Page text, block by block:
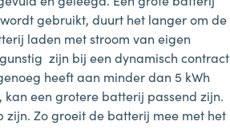
gebruikt, duurt het langer om de
laden met stroom van eigen
zijn bij een dynamisch contract
heeft aan minder dan 5 kWh
een grotere batterij passend zijn.
Zo groeit de batterij mee met het